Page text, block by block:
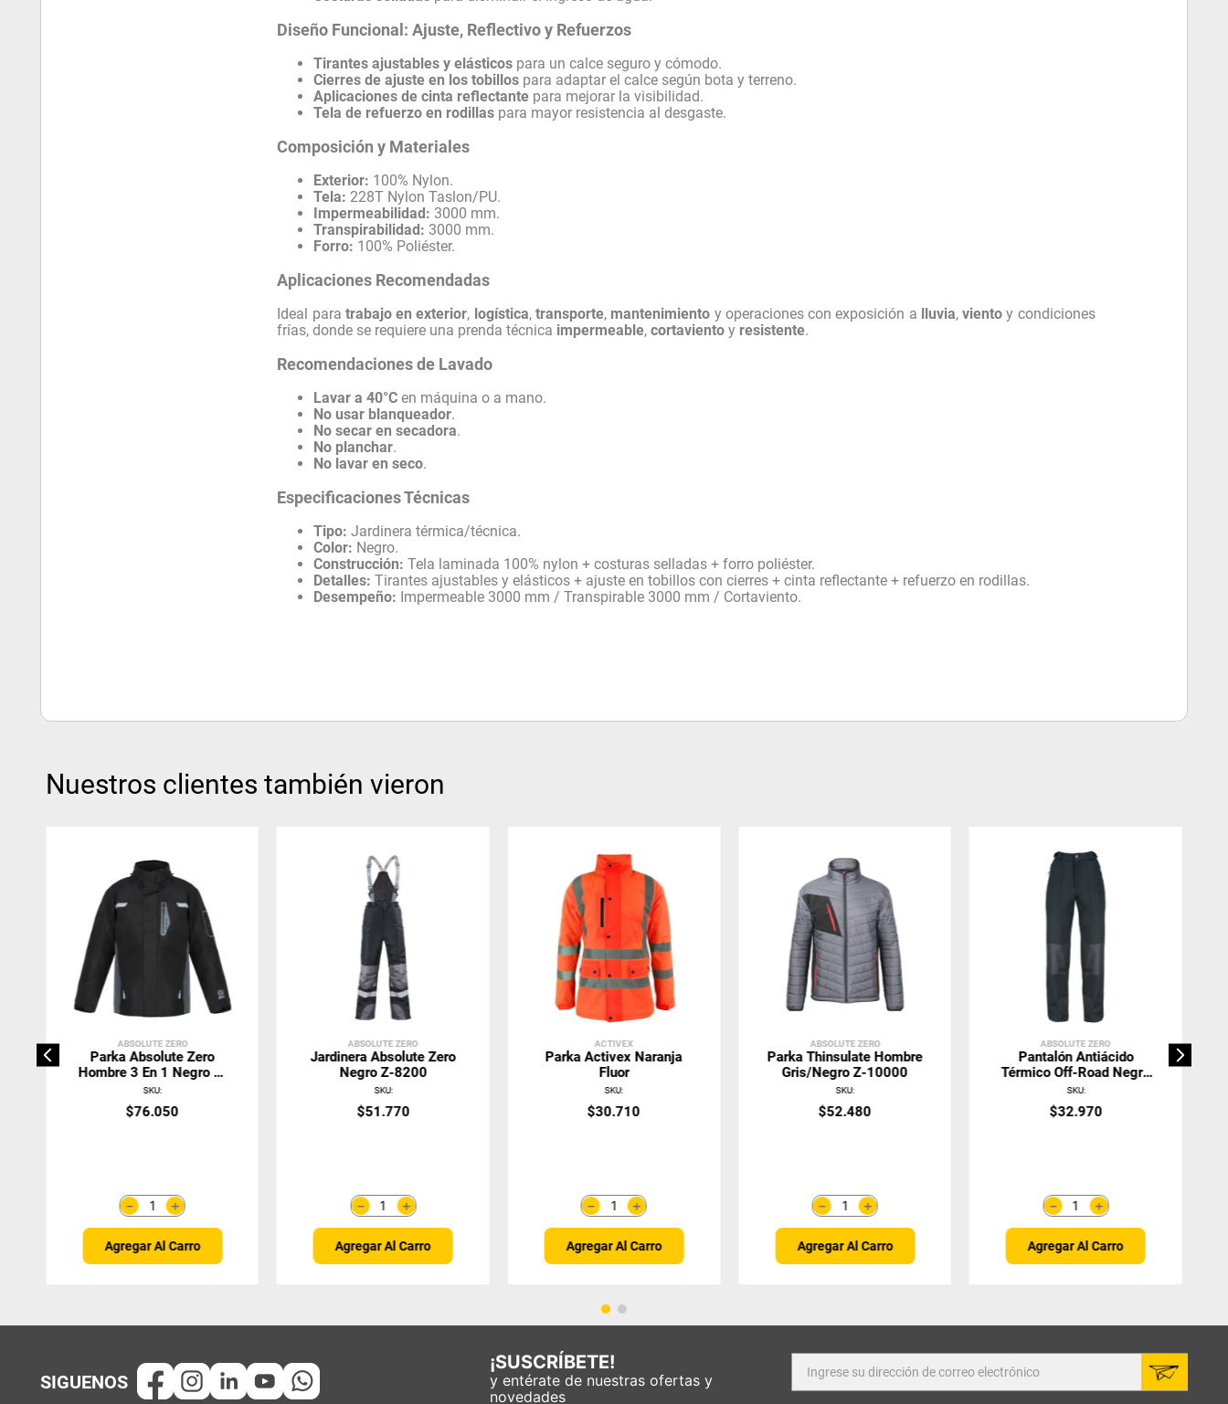
Diseño Funcional: Ajuste, Reflectivo y Refuerzos
Tirantes ajustables y elásticos para un calce seguro y cómodo.
Cierres de ajuste en los tobillos para adaptar el calce según bota y terreno.
Aplicaciones de cinta reflectante para mejorar la visibilidad.
Tela de refuerzo en rodillas para mayor resistencia al desgaste.
Composición y Materiales
Exterior: 100% Nylon.
Tela: 228T Nylon Taslon/PU.
Impermeabilidad: 3000 mm.
Transpirabilidad: 3000 mm.
Forro: 100% Poliéster.
Aplicaciones Recomendadas
Ideal para trabajo en exterior, logística, transporte, mantenimiento y operaciones con exposición a lluvia,viento y condiciones
frías, donde se requiere una prenda técnica impermeable,cortaviento y resistente.
Recomendaciones de Lavado
Lavar a 40°C en máquina o a mano.
No usar blanqueador.
No secar en secadora.
No planchar.
No lavar en seco.
Especificaciones Técnicas
Tipo: Jardinera térmica/técnica.
Color: Negro.
Construcción: Tela laminada 100% nylon + costuras selladas + forro poliéster.
Detalles: Tirantes ajustables y elásticos + ajuste en tobillos con cierres + cinta reflectante + refuerzo en rodillas.
Desempeño: Impermeable 3000 mm / Transpirable 3000 mm / Cortaviento.
Nuestros clientes también vieron
ABSOLUTE ZERO
Parka Absolute Zero
Hombre 3 En 1 Negro Z-
8000
SKU:
$76.050
＋
－
Agregar Al Carro
ABSOLUTE ZERO
Jardinera Absolute Zero
Negro Z-8200
SKU:
$51.770
＋
－
Agregar Al Carro
ACTIVEX
Parka Activex Naranja
Fluor
SKU:
$30.710
＋
－
Agregar Al Carro
ABSOLUTE ZERO
Parka Thinsulate Hombre
Gris/Negro Z-10000
SKU:
$52.480
＋
－
Agregar Al Carro
ABSOLUTE ZERO
Pantalón Antiácido
Térmico Off-Road Negro
Mujer
SKU:
$32.970
＋
－
Agregar Al Carro
¡SUSCRÍBETE!
y entérate de nuestras ofertas y
novedades